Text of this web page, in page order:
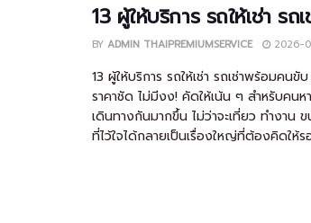
13 ผู้ให้บริการ รถให้เช่า ร
BY ADMIN THAIPREMIUMSERVICE 2026-
13 ผู้ให้บริการ รถให้เช่า รถเช่าพร้อมคน
ราคาชัด ไม่มีงง! คัดให้เน้น ๆ สำหรับคนห
เดินทางกันมากขึ้น ไม่ว่าจะเที่ยว ทำงาน
ที่ไว้ใจได้กลายเป็นเรื่องใหญ่ที่ต้องคิดให้